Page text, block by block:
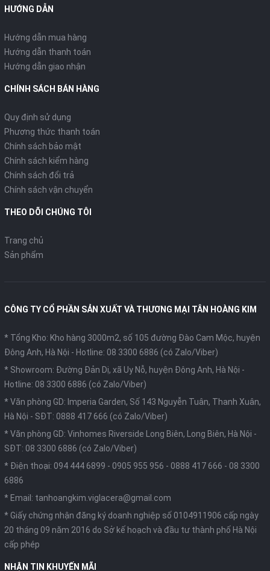
HƯỚNG DẪN
Hướng dẫn mua hàng
Hướng dẫn thanh toán
Hướng dẫn giao nhận
CHÍNH SÁCH BÁN HÀNG
Quy định sử dụng
Phương thức thanh toán
Chính sách bảo mật
Chính sách kiểm hàng
Chính sách đổi trả
Chính sách vận chuyển
THEO DÕI CHÚNG TÔI
Trang chủ
Sản phẩm
CÔNG TY CỔ PHẦN SẢN XUẤT VÀ THƯƠNG MẠI TÂN HOÀNG KIM
* Tổng Kho: Kho hàng 3000m2, số 105 đường Đào Cam Mộc, huyện
Đông Anh, Hà Nội - Hotline: 08 3300 6886 (có Zalo/Viber)
* Showroom: Đường Đản Dị, xã Uy Nỗ, huyện Đông Anh, Hà Nội -
Hotline: 08 3300 6886 (có Zalo/Viber)
* Văn phòng GD: Imperia Garden, Số 143 Nguyễn Tuân, Thanh Xuân,
Hà Nội - SĐT: 0888 417 666 (có Zalo/Viber)
* Văn phòng GD: Vinhomes Riverside Long Biên, Long Biên, Hà Nội -
SĐT: 08 3300 6886 (có Zalo/Viber)
* Điện thoại: 094 444 6899 - 0905 955 956 - 0888 417 666 - 08 3300
6886
* Email: tanhoangkim.viglacera@gmail.com
* Giấy chứng nhận đăng ký doanh nghiệp số 0104911906 cấp ngày
20 tháng 09 năm 2016 do Sở kế hoạch và đầu tư thành phố Hà Nội
cấp phép
NHẬN TIN KHUYẾN MÃI